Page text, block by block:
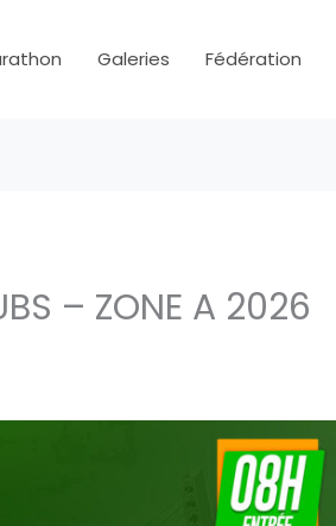
Galeries Fédération
– ZONE A 2026